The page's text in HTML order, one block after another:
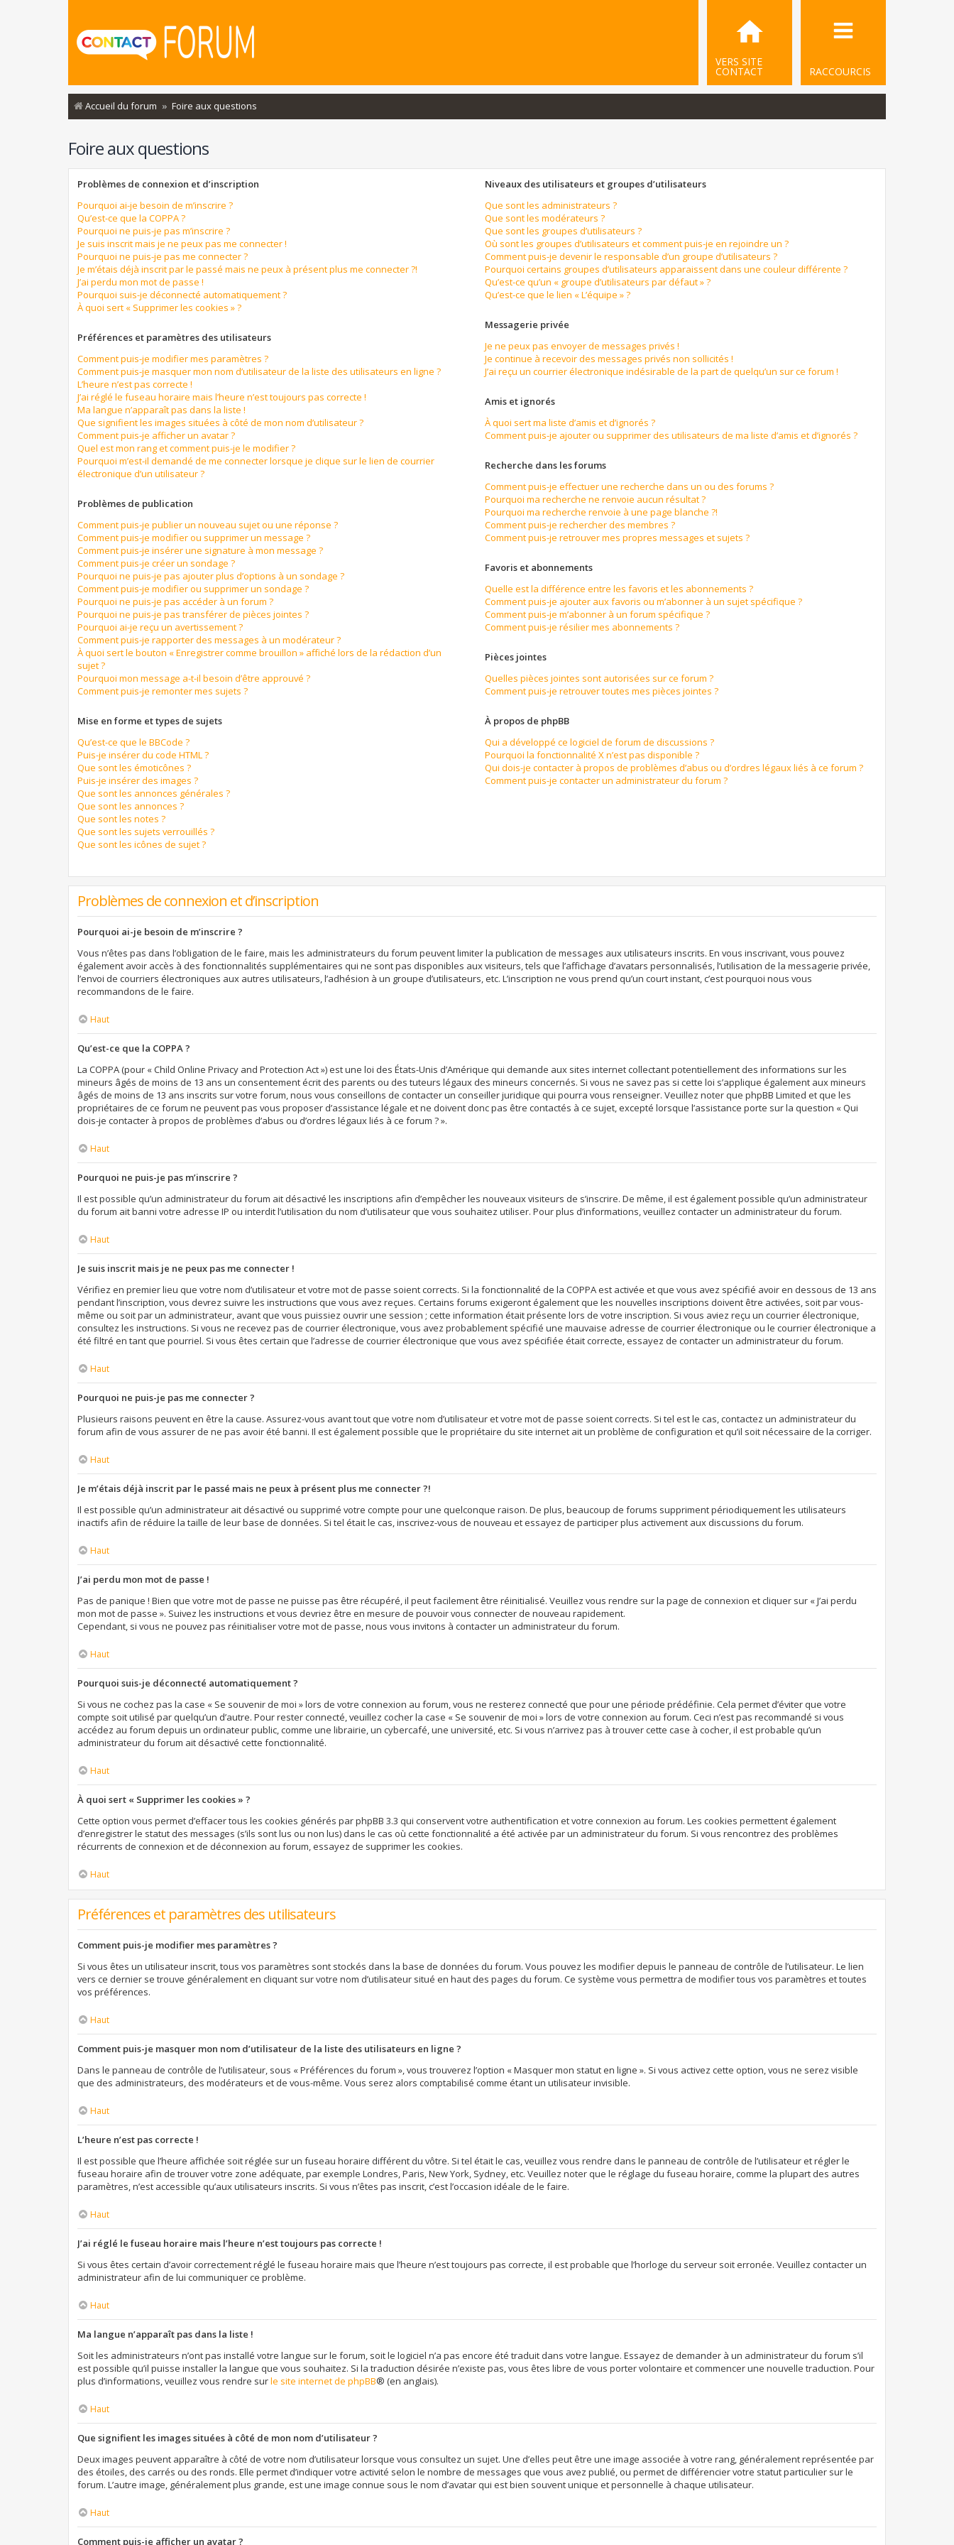
RACCOURCIS
VERS SITE
CONTACT
Accueil du forum Foire aux questions
Foire aux questions
Problèmes de connexion et d’inscription
Pourquoi ai-je besoin de m’inscrire ?
Qu’est-ce que la COPPA ?
Pourquoi ne puis-je pas m’inscrire ?
Je suis inscrit mais je ne peux pas me connecter !
Pourquoi ne puis-je pas me connecter ?
Je m’étais déjà inscrit par le passé mais ne peux à présent plus me connecter ?!
J’ai perdu mon mot de passe !
Pourquoi suis-je déconnecté automatiquement ?
À quoi sert « Supprimer les cookies » ?
Préférences et paramètres des utilisateurs
Comment puis-je modifier mes paramètres ?
Comment puis-je masquer mon nom d’utilisateur de la liste des utilisateurs en ligne ?
L’heure n’est pas correcte !
J’ai réglé le fuseau horaire mais l’heure n’est toujours pas correcte !
Ma langue n’apparaît pas dans la liste !
Que signifient les images situées à côté de mon nom d’utilisateur ?
Comment puis-je afficher un avatar ?
Quel est mon rang et comment puis-je le modifier ?
Pourquoi m’est-il demandé de me connecter lorsque je clique sur le lien de courrier
électronique d’un utilisateur ?
Problèmes de publication
Comment puis-je publier un nouveau sujet ou une réponse ?
Comment puis-je modifier ou supprimer un message ?
Comment puis-je insérer une signature à mon message ?
Comment puis-je créer un sondage ?
Pourquoi ne puis-je pas ajouter plus d’options à un sondage ?
Comment puis-je modifier ou supprimer un sondage ?
Pourquoi ne puis-je pas accéder à un forum ?
Pourquoi ne puis-je pas transférer de pièces jointes ?
Pourquoi ai-je reçu un avertissement ?
Comment puis-je rapporter des messages à un modérateur ?
À quoi sert le bouton « Enregistrer comme brouillon » affiché lors de la rédaction d’un
sujet ?
Pourquoi mon message a-t-il besoin d’être approuvé ?
Comment puis-je remonter mes sujets ?
Mise en forme et types de sujets
Qu’est-ce que le BBCode ?
Puis-je insérer du code HTML ?
Que sont les émoticônes ?
Puis-je insérer des images ?
Que sont les annonces générales ?
Que sont les annonces ?
Que sont les notes ?
Que sont les sujets verrouillés ?
Que sont les icônes de sujet ?
Niveaux des utilisateurs et groupes d’utilisateurs
Que sont les administrateurs ?
Que sont les modérateurs ?
Que sont les groupes d’utilisateurs ?
Où sont les groupes d’utilisateurs et comment puis-je en rejoindre un ?
Comment puis-je devenir le responsable d’un groupe d’utilisateurs ?
Pourquoi certains groupes d’utilisateurs apparaissent dans une couleur différente ?
Qu’est-ce qu’un « groupe d’utilisateurs par défaut » ?
Qu’est-ce que le lien « L’équipe » ?
Messagerie privée
Je ne peux pas envoyer de messages privés !
Je continue à recevoir des messages privés non sollicités !
J’ai reçu un courrier électronique indésirable de la part de quelqu’un sur ce forum !
Amis et ignorés
À quoi sert ma liste d’amis et d’ignorés ?
Comment puis-je ajouter ou supprimer des utilisateurs de ma liste d’amis et d’ignorés ?
Recherche dans les forums
Comment puis-je effectuer une recherche dans un ou des forums ?
Pourquoi ma recherche ne renvoie aucun résultat ?
Pourquoi ma recherche renvoie à une page blanche ?!
Comment puis-je rechercher des membres ?
Comment puis-je retrouver mes propres messages et sujets ?
Favoris et abonnements
Quelle est la différence entre les favoris et les abonnements ?
Comment puis-je ajouter aux favoris ou m’abonner à un sujet spécifique ?
Comment puis-je m’abonner à un forum spécifique ?
Comment puis-je résilier mes abonnements ?
Pièces jointes
Quelles pièces jointes sont autorisées sur ce forum ?
Comment puis-je retrouver toutes mes pièces jointes ?
À propos de phpBB
Qui a développé ce logiciel de forum de discussions ?
Pourquoi la fonctionnalité X n’est pas disponible ?
Qui dois-je contacter à propos de problèmes d’abus ou d’ordres légaux liés à ce forum ?
Comment puis-je contacter un administrateur du forum ?
Problèmes de connexion et d’inscription
Pourquoi ai-je besoin de m’inscrire ?
Vous n’êtes pas dans l’obligation de le faire, mais les administrateurs du forum peuvent limiter la publication de messages aux utilisateurs inscrits. En vous inscrivant, vous pouvez
également avoir accès à des fonctionnalités supplémentaires qui ne sont pas disponibles aux visiteurs, tels que l’affichage d’avatars personnalisés, l’utilisation de la messagerie privée,
l’envoi de courriers électroniques aux autres utilisateurs, l’adhésion à un groupe d’utilisateurs, etc. L’inscription ne vous prend qu’un court instant, c’est pourquoi nous vous
recommandons de le faire.
Haut
Qu’est-ce que la COPPA ?
La COPPA (pour « Child Online Privacy and Protection Act ») est une loi des États-Unis d’Amérique qui demande aux sites internet collectant potentiellement des informations sur les
mineurs âgés de moins de 13 ans un consentement écrit des parents ou des tuteurs légaux des mineurs concernés. Si vous ne savez pas si cette loi s’applique également aux mineurs
âgés de moins de 13 ans inscrits sur votre forum, nous vous conseillons de contacter un conseiller juridique qui pourra vous renseigner. Veuillez noter que phpBB Limited et que les
propriétaires de ce forum ne peuvent pas vous proposer d’assistance légale et ne doivent donc pas être contactés à ce sujet, excepté lorsque l’assistance porte sur la question « Qui
dois-je contacter à propos de problèmes d’abus ou d’ordres légaux liés à ce forum ? ».
Haut
Pourquoi ne puis-je pas m’inscrire ?
Il est possible qu’un administrateur du forum ait désactivé les inscriptions afin d’empêcher les nouveaux visiteurs de s’inscrire. De même, il est également possible qu’un administrateur
du forum ait banni votre adresse IP ou interdit l’utilisation du nom d’utilisateur que vous souhaitez utiliser. Pour plus d’informations, veuillez contacter un administrateur du forum.
Haut
Je suis inscrit mais je ne peux pas me connecter !
Vérifiez en premier lieu que votre nom d’utilisateur et votre mot de passe soient corrects. Si la fonctionnalité de la COPPA est activée et que vous avez spécifié avoir en dessous de 13 ans
pendant l’inscription, vous devrez suivre les instructions que vous avez reçues. Certains forums exigeront également que les nouvelles inscriptions doivent être activées, soit par vous-
même ou soit par un administrateur, avant que vous puissiez ouvrir une session ; cette information était présente lors de votre inscription. Si vous aviez reçu un courrier électronique,
consultez les instructions. Si vous ne recevez pas de courrier électronique, vous avez probablement spécifié une mauvaise adresse de courrier électronique ou le courrier électronique a
été filtré en tant que pourriel. Si vous êtes certain que l’adresse de courrier électronique que vous avez spécifiée était correcte, essayez de contacter un administrateur du forum.
Haut
Pourquoi ne puis-je pas me connecter ?
Plusieurs raisons peuvent en être la cause. Assurez-vous avant tout que votre nom d’utilisateur et votre mot de passe soient corrects. Si tel est le cas, contactez un administrateur du
forum afin de vous assurer de ne pas avoir été banni. Il est également possible que le propriétaire du site internet ait un problème de configuration et qu’il soit nécessaire de la corriger.
Haut
Je m’étais déjà inscrit par le passé mais ne peux à présent plus me connecter ?!
Il est possible qu’un administrateur ait désactivé ou supprimé votre compte pour une quelconque raison. De plus, beaucoup de forums suppriment périodiquement les utilisateurs
inactifs afin de réduire la taille de leur base de données. Si tel était le cas, inscrivez-vous de nouveau et essayez de participer plus activement aux discussions du forum.
Haut
J’ai perdu mon mot de passe !
Pas de panique ! Bien que votre mot de passe ne puisse pas être récupéré, il peut facilement être réinitialisé. Veuillez vous rendre sur la page de connexion et cliquer sur « J’ai perdu
mon mot de passe ». Suivez les instructions et vous devriez être en mesure de pouvoir vous connecter de nouveau rapidement.
Cependant, si vous ne pouvez pas réinitialiser votre mot de passe, nous vous invitons à contacter un administrateur du forum.
Haut
Pourquoi suis-je déconnecté automatiquement ?
Si vous ne cochez pas la case « Se souvenir de moi » lors de votre connexion au forum, vous ne resterez connecté que pour une période prédéfinie. Cela permet d’éviter que votre
compte soit utilisé par quelqu’un d’autre. Pour rester connecté, veuillez cocher la case « Se souvenir de moi » lors de votre connexion au forum. Ceci n’est pas recommandé si vous
accédez au forum depuis un ordinateur public, comme une librairie, un cybercafé, une université, etc. Si vous n’arrivez pas à trouver cette case à cocher, il est probable qu’un
administrateur du forum ait désactivé cette fonctionnalité.
Haut
À quoi sert « Supprimer les cookies » ?
Cette option vous permet d’effacer tous les cookies générés par phpBB 3.3 qui conservent votre authentification et votre connexion au forum. Les cookies permettent également
d’enregistrer le statut des messages (s’ils sont lus ou non lus) dans le cas où cette fonctionnalité a été activée par un administrateur du forum. Si vous rencontrez des problèmes
récurrents de connexion et de déconnexion au forum, essayez de supprimer les cookies.
Haut
Préférences et paramètres des utilisateurs
Comment puis-je modifier mes paramètres ?
Si vous êtes un utilisateur inscrit, tous vos paramètres sont stockés dans la base de données du forum. Vous pouvez les modifier depuis le panneau de contrôle de l’utilisateur. Le lien
vers ce dernier se trouve généralement en cliquant sur votre nom d’utilisateur situé en haut des pages du forum. Ce système vous permettra de modifier tous vos paramètres et toutes
vos préférences.
Haut
Comment puis-je masquer mon nom d’utilisateur de la liste des utilisateurs en ligne ?
Dans le panneau de contrôle de l’utilisateur, sous « Préférences du forum », vous trouverez l’option « Masquer mon statut en ligne ». Si vous activez cette option, vous ne serez visible
que des administrateurs, des modérateurs et de vous-même. Vous serez alors comptabilisé comme étant un utilisateur invisible.
Haut
L’heure n’est pas correcte !
Il est possible que l’heure affichée soit réglée sur un fuseau horaire différent du vôtre. Si tel était le cas, veuillez vous rendre dans le panneau de contrôle de l’utilisateur et régler le
fuseau horaire afin de trouver votre zone adéquate, par exemple Londres, Paris, New York, Sydney, etc. Veuillez noter que le réglage du fuseau horaire, comme la plupart des autres
paramètres, n’est accessible qu’aux utilisateurs inscrits. Si vous n’êtes pas inscrit, c’est l’occasion idéale de le faire.
Haut
J’ai réglé le fuseau horaire mais l’heure n’est toujours pas correcte !
Si vous êtes certain d’avoir correctement réglé le fuseau horaire mais que l’heure n’est toujours pas correcte, il est probable que l’horloge du serveur soit erronée. Veuillez contacter un
administrateur afin de lui communiquer ce problème.
Haut
Ma langue n’apparaît pas dans la liste !
Soit les administrateurs n’ont pas installé votre langue sur le forum, soit le logiciel n’a pas encore été traduit dans votre langue. Essayez de demander à un administrateur du forum s’il
est possible qu’il puisse installer la langue que vous souhaitez. Si la traduction désirée n’existe pas, vous êtes libre de vous porter volontaire et commencer une nouvelle traduction. Pour
plus d’informations, veuillez vous rendre surle site internet de phpBB® (en anglais).
Haut
Que signifient les images situées à côté de mon nom d’utilisateur ?
Deux images peuvent apparaître à côté de votre nom d’utilisateur lorsque vous consultez un sujet. Une d’elles peut être une image associée à votre rang, généralement représentée par
des étoiles, des carrés ou des ronds. Elle permet d’indiquer votre activité selon le nombre de messages que vous avez publié, ou permet de différencier votre statut particulier sur le
forum. L’autre image, généralement plus grande, est une image connue sous le nom d’avatar qui est bien souvent unique et personnelle à chaque utilisateur.
Haut
Comment puis-je afficher un avatar ?